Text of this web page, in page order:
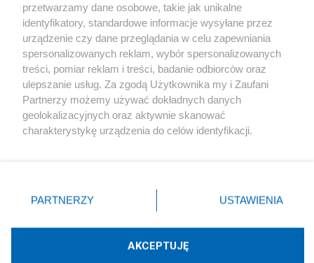
Kultura
X Facebook Instagram Youtube
przetwarzamy dane osobowe, takie jak unikalne
identyfikatory, standardowe informacje wysyłane przez
urządzenie czy dane przeglądania w celu zapewniania
spersonalizowanych reklam, wybór spersonalizowanych
treści, pomiar reklam i treści, badanie odbiorców oraz
ulepszanie usług. Za zgodą Użytkownika my i Zaufani
Partnerzy możemy używać dokładnych danych
geolokalizacyjnych oraz aktywnie skanować
charakterystykę urządzenia do celów identyfikacji.
zmienić/wycofać klikając przycisk ustawień prywatności
znajdujący się w lewym dolnym rogu strony
rodzaje przetwarzania danych nie wymagają zgody
użytkownika, ale masz prawo sprzeciwić się takiemu
przetwarzaniu. Preferencje będą miały zastosowania tylko
PARTNERZY USTAWIENIA
AKCEPTUJĘ